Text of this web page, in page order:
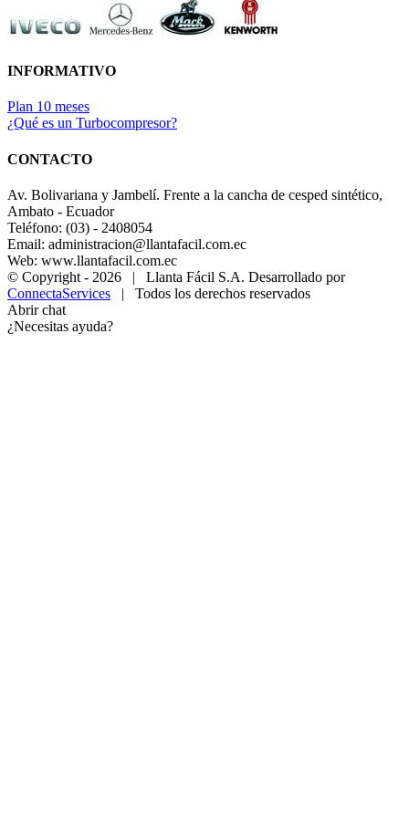
INFORMATIVO
Plan 10 meses
¿Qué es un Turbocompresor?
CONTACTO
Av. Bolivariana y Jambelí. Frente a la cancha de cesped sintético,
Ambato - Ecuador
Teléfono: (03) - 2408054
Email: administracion@llantafacil.com.ec
Web: www.llantafacil.com.ec
© Copyright - 2026 | Llanta Fácil S.A. Desarrollado por
ConnectaServices | Todos los derechos reservados
Abrir chat
¿Necesitas ayuda?